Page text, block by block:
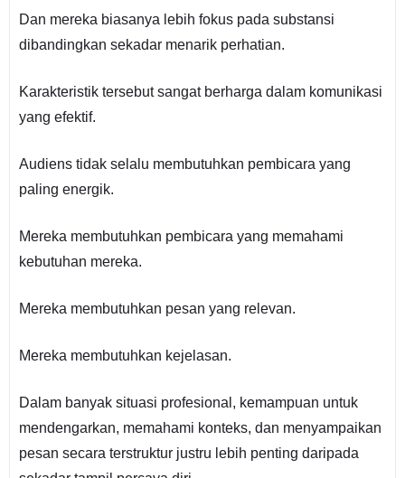
Dan mereka biasanya lebih fokus pada substansi
dibandingkan sekadar menarik perhatian.
Karakteristik tersebut sangat berharga dalam komunikasi
yang efektif.
Audiens tidak selalu membutuhkan pembicara yang
paling energik.
Mereka membutuhkan pembicara yang memahami
kebutuhan mereka.
Mereka membutuhkan pesan yang relevan.
Mereka membutuhkan kejelasan.
Dalam banyak situasi profesional, kemampuan untuk
mendengarkan, memahami konteks, dan menyampaikan
pesan secara terstruktur justru lebih penting daripada